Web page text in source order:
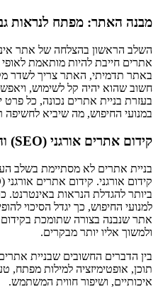
מבנה האתר: מפתח לנראות
השלב הראשון בהצלחה של אתר
אתרים חייבת להיות מותאמת
באתר תדמיתי, האתר צריך לשדר
חשוב שהוא יהיה קל לשימוש,
בעזרת בניית אתרים נכונה, כל פרט
במנועי החיפוש, מה שיביא לחשיפה
קידום אתרים אורגני (SEO) וההשפעה על הנראות
בניית אתרים לא מסתיימת בשלב
ביותר להגדלת הנראות
למנועי החיפוש, כך יגדל הסיכוי
אתר שנבנה בצורה שתומכת בקידום
ולמשוך אליו יותר מבקרים.
תוכן, אופטימיזציה למילות מפתח,
איכותיים, ושיפור חווית המשתמש.